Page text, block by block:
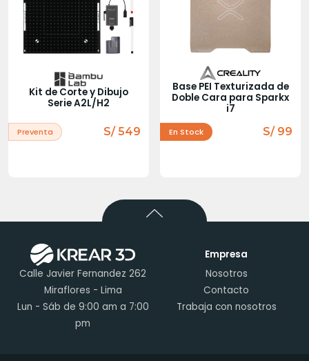
Kit de Corte y Dibujo
Serie A2L/H2
Preventa S/ 549
Base PEI Texturizada de
Doble Cara para Sparkx
i7
En Stock S/ 99
Calle Javier Fernandez 262
Miraflores - Lima
Lun - Sáb de 9:00 am a 7:00
pm
Empresa
Nosotros
Contacto
Trabaja con nosotros